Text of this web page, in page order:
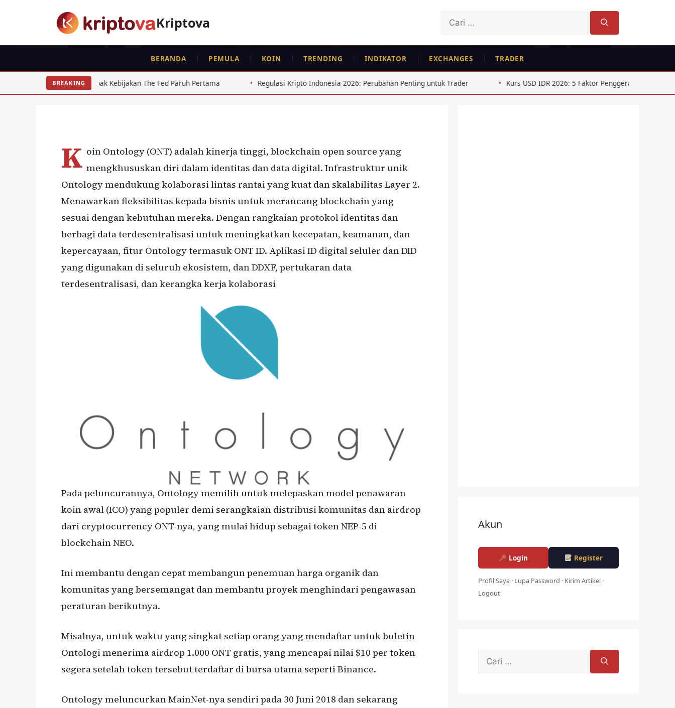
Kriptova
Cari
BERANDA PEMULA KOIN TRENDING INDIKATOR EXCHANGES TRADER
BREAKING
Dampak Kebijakan The Fed Paruh Pertama Regulasi Kripto Indonesia 2026: Perubahan Penting untuk Trader Kurs USD IDR 2026: 5 Faktor Penggerak Pelemahan Rupiah
Ontology(ONT)
K oin Ontology (ONT) adalah kinerja tinggi, blockchain open source yang
mengkhususkan diri dalam identitas dan data digital. Infrastruktur unik
Ontology mendukung kolaborasi lintas rantai yang kuat dan skalabilitas Layer 2.
Menawarkan fleksibilitas kepada bisnis untuk merancang blockchain yang
sesuai dengan kebutuhan mereka. Dengan rangkaian protokol identitas dan
berbagi data terdesentralisasi untuk meningkatkan kecepatan, keamanan, dan
kepercayaan, fitur Ontology termasuk ONT ID. Aplikasi ID digital seluler dan DID
yang digunakan di seluruh ekosistem, dan DDXF, pertukaran data
terdesentralisasi, dan kerangka kerja kolaborasi
Pada peluncurannya, Ontology memilih untuk melepaskan model penawaran
koin awal (ICO) yang populer demi serangkaian distribusi komunitas dan airdrop
dari cryptocurrency ONT-nya, yang mulai hidup sebagai token NEP-5 di
blockchain NEO.
Ini membantu dengan cepat membangun penemuan harga organik dan
komunitas yang bersemangat dan membantu proyek menghindari pengawasan
peraturan berikutnya.
Misalnya, untuk waktu yang singkat setiap orang yang mendaftar untuk buletin
Ontologi menerima airdrop 1.000 ONT gratis, yang mencapai nilai $10 per token
segera setelah token tersebut terdaftar di bursa utama seperti Binance.
Ontology meluncurkan MainNet-nya sendiri pada 30 Juni 2018 dan sekarang
Akun
Login Register
Profil Saya · Lupa Password · Kirim Artikel ·
Logout
Cari